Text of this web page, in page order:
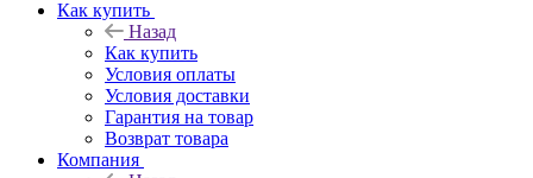
Как купить
Назад
Как купить
Условия оплаты
Условия доставки
Гарантия на товар
Возврат товара
Компания